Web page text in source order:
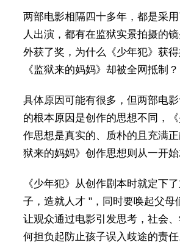
两部电影相隔四十多年，都是采
人出演，都有在监狱实景拍摄的
外获了奖，为什么《少年犯》获得
《监狱来的妈妈》却被全网抵制？
具体原因可能有很多，但两部电
的根本原因是创作的思想不同，
作思想是真实的、质朴的且充满
狱来的妈妈》创作思想则从一开始
《少年犯》从创作剧本时就定下
子，造就人才 "，同时要唤起父母
让观众通过电影引发思考，社会
何担负起防止孩子误入歧途的责任